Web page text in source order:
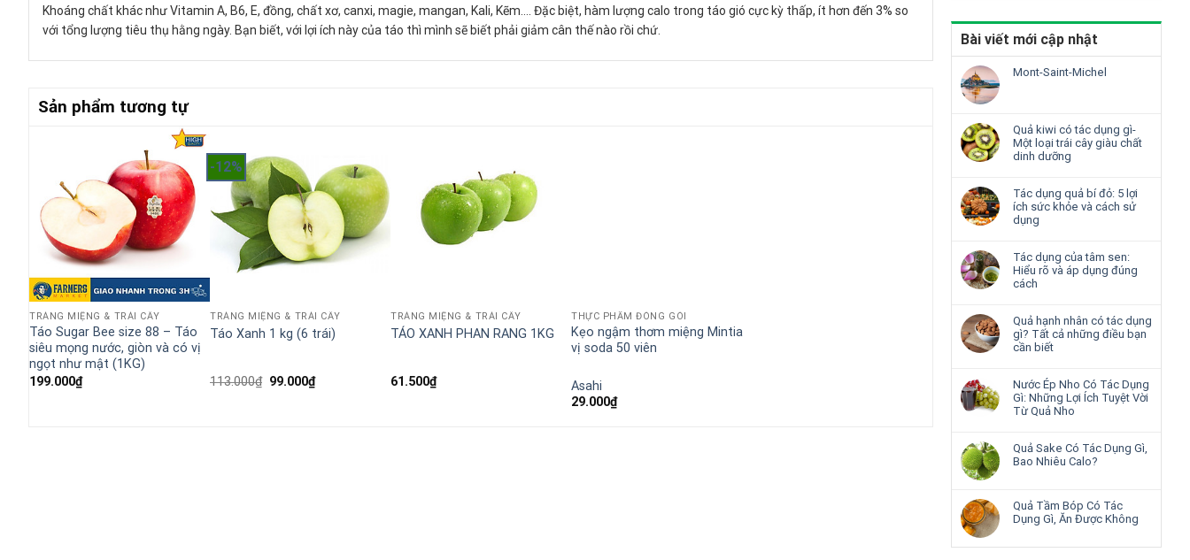
Bài viết mới cập nhật
Mont-Saint-Michel
Quả kiwi có tác dụng gì-
Một loại trái cây giàu chất
dinh dưỡng
Tác dụng quả bí đỏ: 5 lợi
ích sức khỏe và cách sử
dụng
Tác dụng của tâm sen:
Hiểu rõ và áp dụng đúng
cách
Quả hạnh nhân có tác dụng
gì? Tất cả những điều bạn
cần biết
Nước Ép Nho Có Tác Dụng
Gì: Những Lợi Ích Tuyệt Vời
Từ Quả Nho
Quả Sake Có Tác Dụng Gì,
Bao Nhiêu Calo?
Quả Tầm Bóp Có Tác
Dụng Gì, Ăn Được Không
Khoáng chất khác như Vitamin A, B6, E, đồng, chất xơ, canxi, magie, mangan, Kali, Kẽm…. Đặc biệt, hàm lượng calo trong táo gió cực kỳ thấp, ít hơn đến 3% so
với tổng lượng tiêu thụ hằng ngày. Bạn biết, với lợi ích này của táo thì mình sẽ biết phải giảm cân thế nào rồi chứ.
Sản phẩm tương tự
TRÁNG MIỆNG & TRÁI CÂY
Táo Sugar Bee size 88 – Táo
siêu mọng nước, giòn và có vị
ngọt như mật (1KG)
199.000₫
-12%
TRÁNG MIỆNG & TRÁI CÂY
Táo Xanh 1 kg (6 trái)
113.000₫ Giá
99.000₫Giá
hiện
TRÁNG MIỆNG & TRÁI CÂY
TÁO XANH PHAN RANG 1KG
61.500₫
THỰC PHẨM ĐÓNG GÓI
Kẹo ngậm thơm miệng Mintia
vị soda 50 viên
Asahi
29.000₫